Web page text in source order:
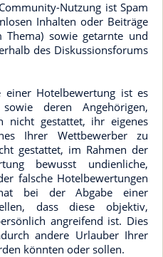
Nutzung ist Spam
Inhalten oder Beiträge
sowie getarnte und
des Diskussionsforums
einer Hotelbewertung ist es
deren Angehörigen,
nicht gestattet, ihr eigenes
Ihrer Wettbewerber zu
gestattet, im Rahmen der
bewusst undienliche,
falsche Hotelbewertungen
bei der Abgabe einer
dass diese objektiv,
angreifend ist. Dies
andere Urlauber Ihrer
könnten oder sollen.